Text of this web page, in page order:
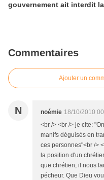
gouvernement ait interdit
Commentaires
Ajouter un
N noémie 18/10/2010
<br /> <br /> je cite:
manifs déguisés en
ces personnes"<br />
la position d'un
que chrétien, il nous
pécheur. Que Dieu